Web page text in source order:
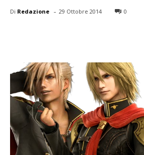
Di Redazione - 29 Ottobre 2014 0